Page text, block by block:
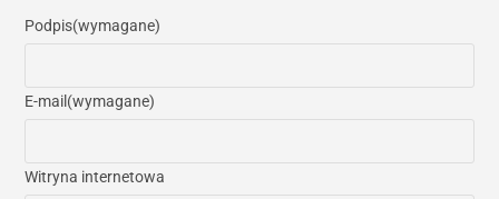
Podpis(wymagane)
E-mail (wymagane)
Witryna internetowa